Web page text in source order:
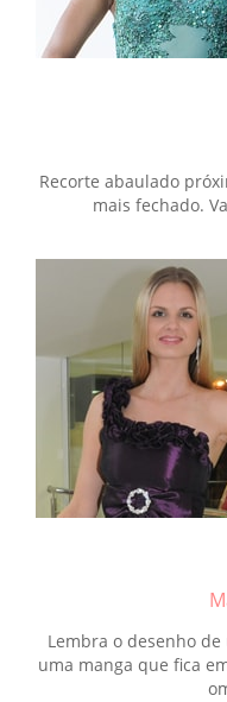
Recorte abaulado
mais fechado.
Lembra o desenho
uma manga que fica